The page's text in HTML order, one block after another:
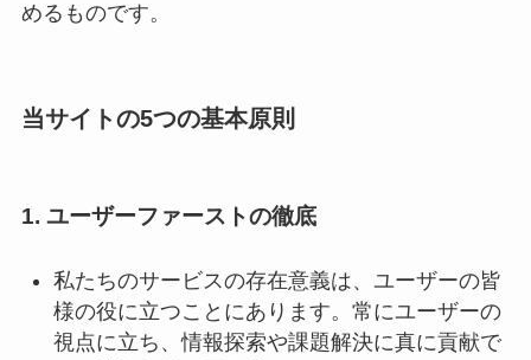
めるものです。
当サイトの5つの基本原則
1. ユーザーファーストの徹底
私たちのサービスの存在意義は、ユーザーの皆
様の役に立つことにあります。常にユーザーの
視点に立ち、情報探索や課題解決に真に貢献で